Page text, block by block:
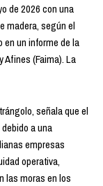
de 2026 con una
madera, según el
en un informe de la
Afines (Faima). La
señala que el
a una
empresas
operativa,
las moras en los